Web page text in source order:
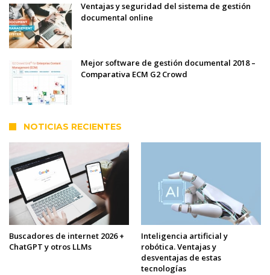
Ventajas y seguridad del sistema de gestión
documental online
Mejor software de gestión documental 2018 –
Comparativa ECM G2 Crowd
NOTICIAS RECIENTES
Buscadores de internet 2026 +
ChatGPT y otros LLMs
Inteligencia artificial y
robótica. Ventajas y
desventajas de estas
tecnologías